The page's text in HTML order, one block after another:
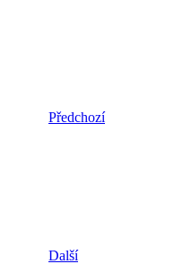
Předchozí
Další